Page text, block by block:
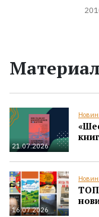
21.07.2026
16.07.2026